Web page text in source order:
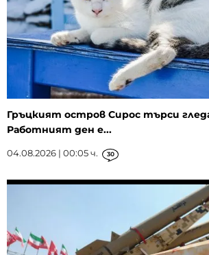
Гръцкият остров Сирос търси
Работният ден е...
04.08.2026 | 00:05 ч. 30